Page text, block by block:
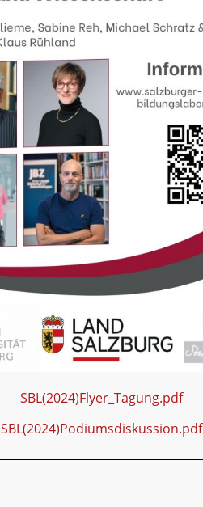
SBL(2024)Flyer_Tagung.pdf
SBL(2024)Podiumsdiskussion.pdf